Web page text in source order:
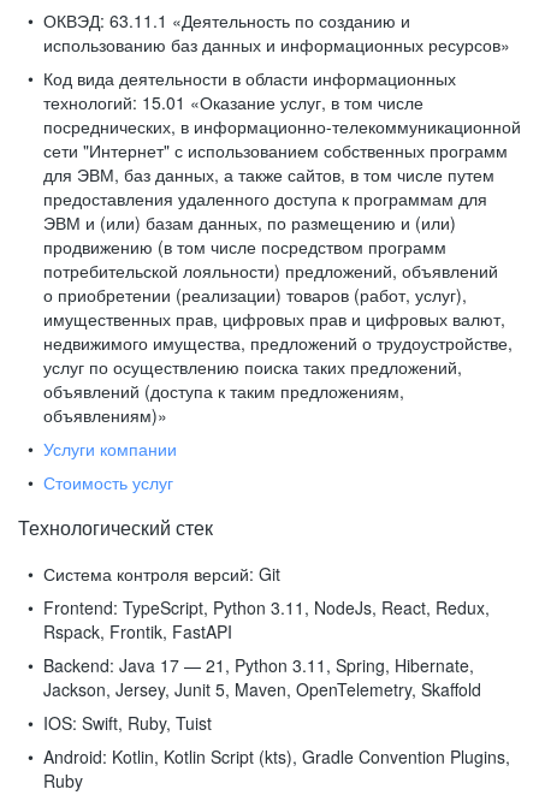
ОКВЭД: 63.11.1 «Деятельность по созданию и
использованию баз данных и информационных ресурсов»
Код вида деятельности в области информационных
технологий: 15.01 «Оказание услуг, в том числе
посреднических, в информационно-телекоммуникационной
сети "Интернет" с использованием собственных программ
для ЭВМ, баз данных, а также сайтов, в том числе путем
предоставления удаленного доступа к программам для
ЭВМ и (или) базам данных, по размещению и (или)
продвижению (в том числе посредством программ
потребительской лояльности) предложений, объявлений
о приобретении (реализации) товаров (работ, услуг),
имущественных прав, цифровых прав и цифровых валют,
недвижимого имущества, предложений о трудоустройстве,
услуг по осуществлению поиска таких предложений,
объявлений (доступа к таким предложениям,
объявлениям)»
Услуги компании
Стоимость услуг
Технологический стек
Система контроля версий: Git
Frontend: TypeScript, Python 3.11, NodeJs, React, Redux,
Rspack, Frontik, FastAPI
Backend: Java 17 — 21, Python 3.11, Spring, Hibernate,
Jackson, Jersey, Junit 5, Maven, OpenTelemetry, Skaffold
IOS: Swift, Ruby, Tuist
Android: Kotlin, Kotlin Script (kts), Gradle Convention Plugins,
Ruby